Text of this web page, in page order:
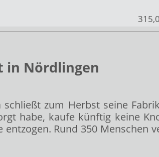
in Nördlingen
schließt zum Herbst seine
habe, kaufe künftig keine
Rund 350 Menschen